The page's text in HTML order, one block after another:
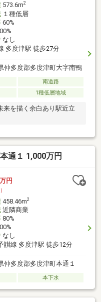
573.6m2
１種低層
60%
なし
多度津駅 徒歩27分
仲多度郡多度津町大字南鴨
南道路
1種低層地域
来を描く余白あり駅近立
通１ 1,000万円
万円
458.46m2
近隣商業
80%
なし
讃線 多度津駅 徒歩12分
仲多度郡多度津町本通１
本下水